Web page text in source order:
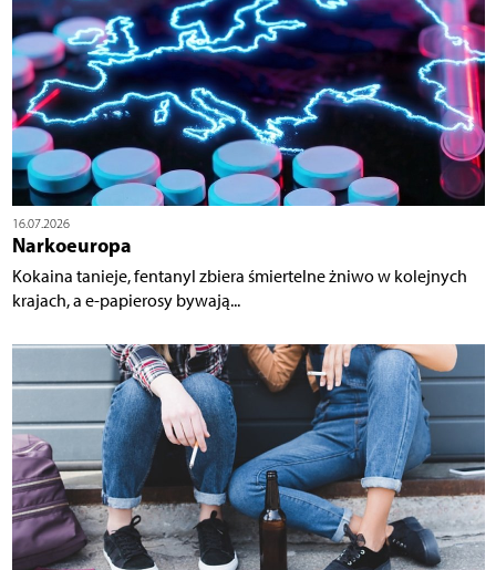
16.07.2026
Narkoeuropa
Kokaina tanieje, fentanyl zbiera śmiertelne żniwo w kolejnych
krajach, a e-papierosy bywają...